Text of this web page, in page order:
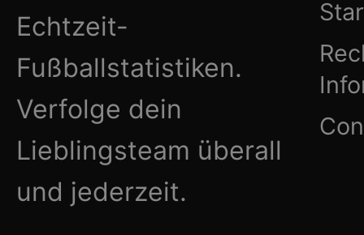
Echtzeit-
Fußballstatistiken.
Verfolge dein
Lieblingsteam überall
und jederzeit.